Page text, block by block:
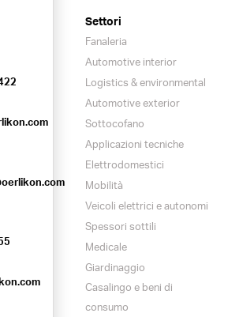
Settori
Fanaleria
Automotive interior
Logistics & environmental
Automotive exterior
Sottocofano
Applicazioni tecniche
Elettrodomestici
Mobilità
Veicoli elettrici e autonomi
Spessori sottili
Medicale
Giardinaggio
Casalingo e beni di
consumo